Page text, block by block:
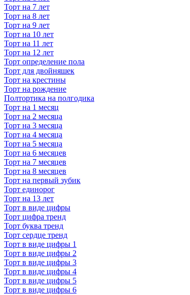
Торт на 7 лет
Торт на 8 лет
Торт на 9 лет
Торт на 10 лет
Торт на 11 лет
Торт на 12 лет
Торт определение пола
Торт для двойняшек
Торт на крестины
Торт на рождение
Полтортика на полгодика
Торт на 1 месяц
Торт на 2 месяца
Торт на 3 месяца
Торт на 4 месяца
Торт на 5 месяца
Торт на 6 месяцев
Торт на 7 месяцев
Торт на 8 месяцев
Торт на первый зубик
Торт единорог
Торт на 13 лет
Торт в виде цифры
Торт цифра тренд
Торт буква тренд
Торт сердце тренд
Торт в виде цифры 1
Торт в виде цифры 2
Торт в виде цифры 3
Торт в виде цифры 4
Торт в виде цифры 5
Торт в виде цифры 6